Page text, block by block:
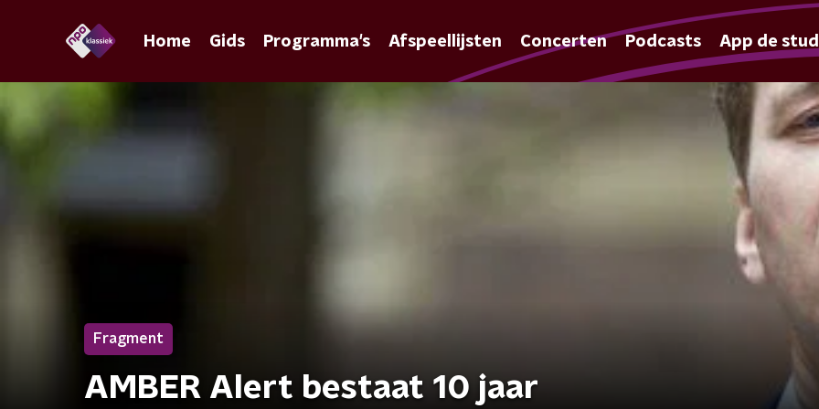
Home Gids Programma's Afspeellijsten Concerten Podcasts App de
Fragment
AMBER Alert bestaat 10 jaar